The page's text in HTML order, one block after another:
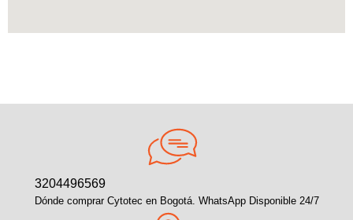
3204496569
Dónde comprar Cytotec en Bogotá. WhatsApp Disponible 24/7